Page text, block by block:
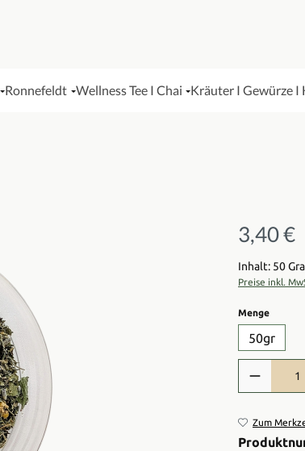
Ronnefeldt Wellness Tee I Chai Kräuter I Gewürze I
Regulärer
3,40 €
Inhalt: 50
Preise inkl.
Menge
50gr
Produkt
Zum